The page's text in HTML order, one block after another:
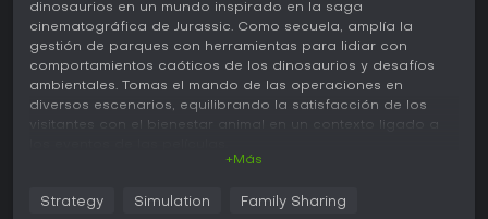
dinosaurios en un mundo inspirado en la saga
cinematográfica de Jurassic. Como secuela, amplía la
gestión de parques con herramientas para lidiar con
comportamientos caóticos de los dinosaurios y desafíos
ambientales. Tomas el mando de las operaciones en
diversos escenarios, equilibrando la satisfacción de los
visitantes con el bienestar animal en un contexto ligado a
En este simulador de estrategia, las mecánicas principales
+Más
Strategy Simulation Family Sharing